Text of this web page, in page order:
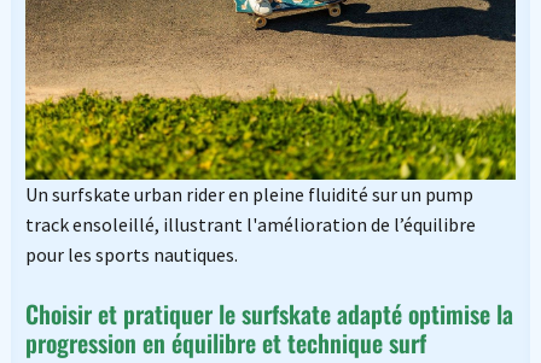
Un surfskate urban rider en pleine fluidité sur un pump
track ensoleillé, illustrant l'amélioration de l’équilibre
pour les sports nautiques.
Choisir et pratiquer le surfskate adapté optimise la
progression en équilibre et technique surf